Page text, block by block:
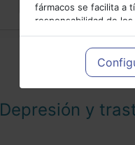
fármacos se facilita a
responsabilidad de
medicamentos y
adecuado a las
Depresión y